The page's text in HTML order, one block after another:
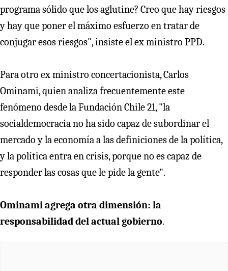
programa sólido que los aglutine? Creo que hay riesgos
y hay que poner el máximo esfuerzo en tratar de
conjugar esos riesgos", insiste el ex ministro PPD.
Para otro ex ministro concertacionista, Carlos
Ominami, quien analiza frecuentemente este
fenómeno desde la Fundación Chile 21, "la
socialdemocracia no ha sido capaz de subordinar el
mercado y la economía a las definiciones de la política,
y la política entra en crisis, porque no es capaz de
responder las cosas que le pide la gente".
Ominami agrega otra dimensión: la
responsabilidad del actual gobierno.